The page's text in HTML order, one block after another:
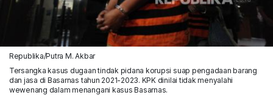
Republika/Putra M. Akbar
Tersangka kasus dugaan tindak pidana korupsi suap pengadaan barang
dan jasa di Basarnas tahun 2021-2023. KPK dinilai tidak menyalahi
wewenang dalam menangani kasus Basarnas.